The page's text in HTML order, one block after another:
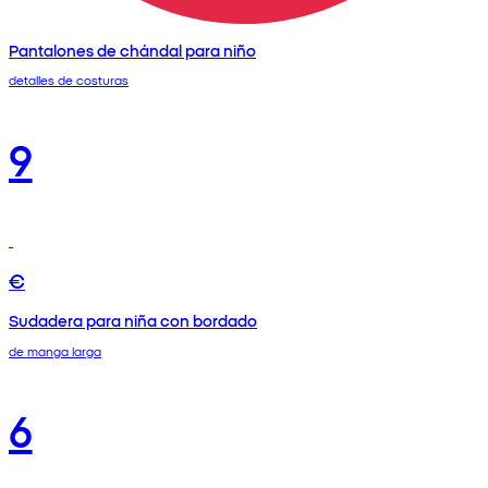
Pantalones de chándal para niño
detalles de costuras
9
€
Sudadera para niña con bordado
de manga larga
6